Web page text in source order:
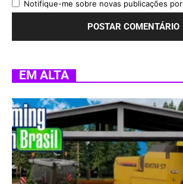
Notifique-me sobre novas publicações
EM ALTA